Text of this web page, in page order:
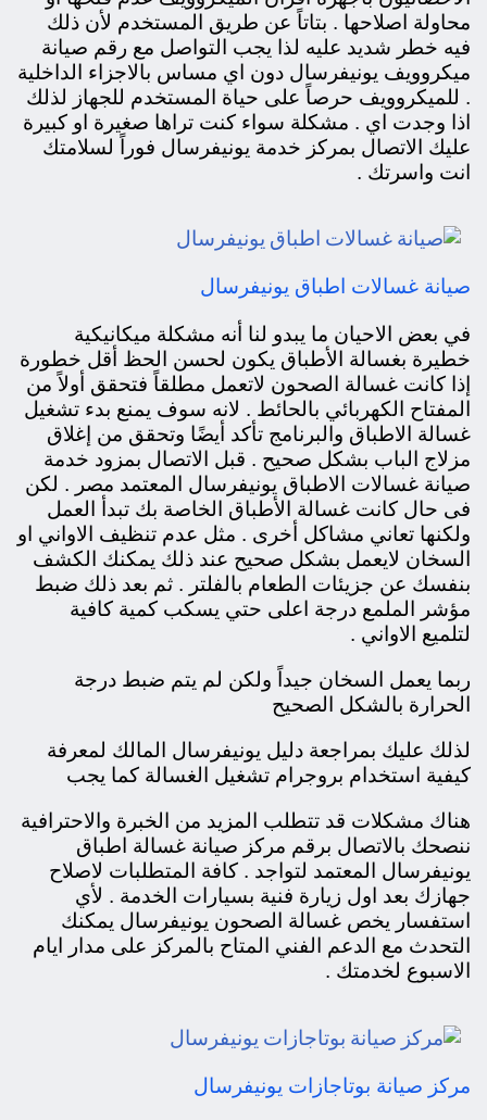
محاولة اصلاحها . بتاتاً عن طريق المستخدم لأن ذلك
فيه خطر شديد عليه لذا يجب التواصل مع رقم صيانة
ميكروويف يونيفرسال دون اي مساس بالاجزاء الداخلية
. للميكروويف حرصاً على حياة المستخدم للجهاز لذلك
اذا وجدت اي . مشكلة سواء كنت تراها صغيرة او كبيرة
عليك الاتصال بمركز خدمة يونيفرسال فوراً لسلامتك
انت واسرتك .
صيانة غسالات اطباق يونيفرسال
في بعض الاحيان ما يبدو لنا أنه مشكلة ميكانيكية
خطيرة بغسالة الأطباق يكون لحسن الحظ أقل خطورة
إذا كانت غسالة الصحون لاتعمل مطلقاً فتحقق أولاً من
المفتاح الكهربائي بالحائط . لانه سوف يمنع بدء تشغيل
غسالة الاطباق والبرنامج تأكد أيضًا وتحقق من إغلاق
مزلاج الباب بشكل صحيح . قبل الاتصال بمزود خدمة
صيانة غسالات الاطباق يونيفرسال المعتمد مصر . لكن
فى حال كانت غسالة الأطباق الخاصة بك تبدأ العمل
ولكنها تعاني مشاكل أخرى . مثل عدم تنظيف الاواني او
السخان لايعمل بشكل صحيح عند ذلك يمكنك الكشف
بنفسك عن جزيئات الطعام بالفلتر . ثم بعد ذلك ضبط
مؤشر الملمع درجة اعلى حتي يسكب كمية كافية
لتلميع الاواني .
ربما يعمل السخان جيداً ولكن لم يتم ضبط درجة
الحرارة بالشكل الصحيح
لذلك عليك بمراجعة دليل يونيفرسال المالك لمعرفة
كيفية استخدام بروجرام تشغيل الغسالة كما يجب
هناك مشكلات قد تتطلب المزيد من الخبرة والاحترافية
ننصحك بالاتصال برقم مركز صيانة غسالة اطباق
يونيفرسال المعتمد لتواجد . كافة المتطلبات لاصلاح
جهازك بعد اول زيارة فنية بسيارات الخدمة . لأي
استفسار يخص غسالة الصحون يونيفرسال يمكنك
التحدث مع الدعم الفني المتاح بالمركز على مدار ايام
الاسبوع لخدمتك .
مركز صيانة بوتاجازات يونيفرسال